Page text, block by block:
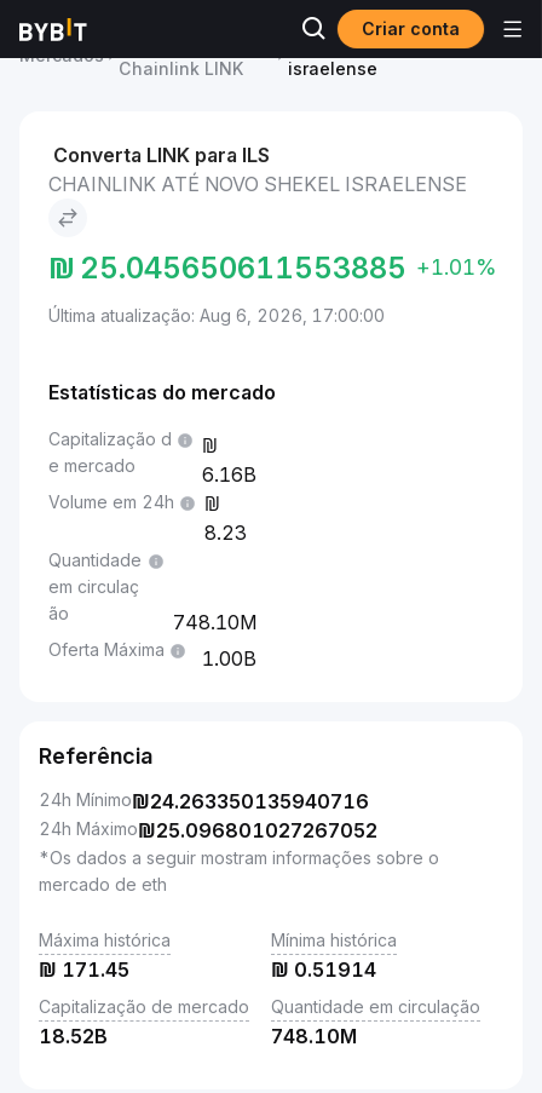
Criar conta
Mercados
Chainlink LINK
Chainlink to Novo Shekel
israelense
Converta LINK para ILS
CHAINLINK ATÉ NOVO SHEKEL ISRAELENSE
₪ 25.045650611553885 +1.01%
Última atualização: Aug 6, 2026, 17:00:00
Estatísticas do mercado
Capitalização d
e mercado
6.16B
Volume em 24h
8.23
Quantidade
em circulaç
ão
748.10M
Oferta Máxima 1.00B
Referência
24h Mínimo₪24.263350135940716
24h Máximo₪25.096801027267052
*Os dados a seguir mostram informações sobre o
mercado de eth
Máxima histórica
₪ 171.45
Mínima histórica
₪ 0.51914
Capitalização de mercado
18.52B
Quantidade em circulação
748.10M